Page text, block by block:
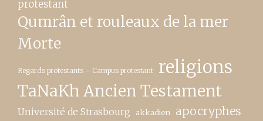
protestant
Qumrân et rouleaux de la mer
Morte
Regards protestants – Campus protestant religions
TaNaKh Ancien Testament
Université de Strasbourg akkadien apocryphes